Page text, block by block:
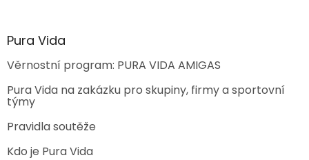
Pura Vida
Věrnostní program: PURA VIDA AMIGAS
Pura Vida na zakázku pro skupiny, firmy a sportovní
týmy
Pravidla soutěže
Kdo je Pura Vida